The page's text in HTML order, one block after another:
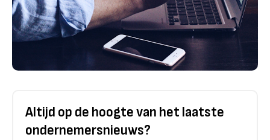
Altijd op de hoogte van het laatste
ondernemersnieuws?